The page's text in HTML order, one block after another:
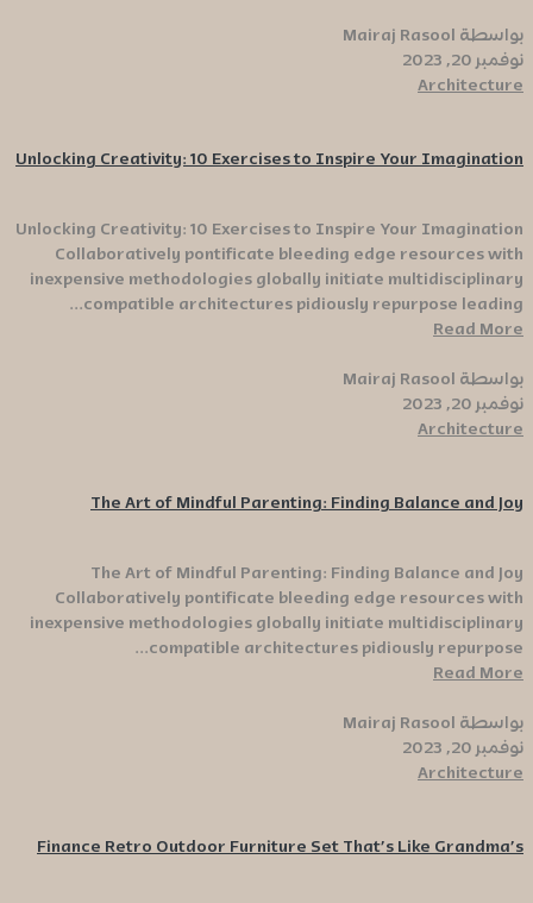
بواسطة Mairaj Rasool
نوفمبر 20, 2023
Architecture
Unlocking Creativity: 10 Exercises to Inspire Your Imagination
Unlocking Creativity: 10 Exercises to Inspire Your Imagination
Collaboratively pontificate bleeding edge resources with
inexpensive methodologies globally initiate multidisciplinary
compatible architectures pidiously repurpose leading...
Read More
بواسطة Mairaj Rasool
نوفمبر 20, 2023
Architecture
The Art of Mindful Parenting: Finding Balance and Joy
The Art of Mindful Parenting: Finding Balance and Joy
Collaboratively pontificate bleeding edge resources with
inexpensive methodologies globally initiate multidisciplinary
compatible architectures pidiously repurpose...
Read More
بواسطة Mairaj Rasool
نوفمبر 20, 2023
Architecture
Finance Retro Outdoor Furniture Set That’s Like Grandma’s